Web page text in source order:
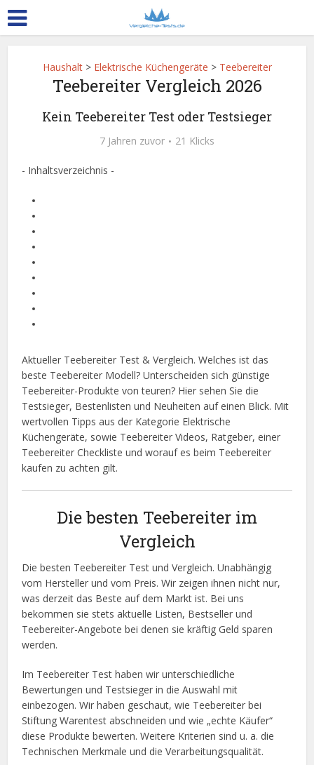
Haushalt> Elektrische Küchengeräte > Teebereiter
Teebereiter Vergleich 2026
Kein Teebereiter Test oder Testsieger
7 Jahren zuvor 21 Klicks
- Inhaltsverzeichnis -
Aktueller Teebereiter Test & Vergleich. Welches ist das
beste Teebereiter Modell? Unterscheiden sich günstige
Teebereiter-Produkte von teuren? Hier sehen Sie die
Testsieger, Bestenlisten und Neuheiten auf einen Blick. Mit
wertvollen Tipps aus der Kategorie Elektrische
Küchengeräte, sowie Teebereiter Videos, Ratgeber, einer
Teebereiter Checkliste und worauf es beim Teebereiter
kaufen zu achten gilt.
Die besten Teebereiter im
Vergleich
Die besten Teebereiter Test und Vergleich. Unabhängig
vom Hersteller und vom Preis. Wir zeigen ihnen nicht nur,
was derzeit das Beste auf dem Markt ist. Bei uns
bekommen sie stets aktuelle Listen, Bestseller und
Teebereiter-Angebote bei denen sie kräftig Geld sparen
werden.
Im Teebereiter Test haben wir unterschiedliche
Bewertungen und Testsieger in die Auswahl mit
einbezogen. Wir haben geschaut, wie Teebereiter bei
Stiftung Warentest abschneiden und wie „echte Käufer“
diese Produkte bewerten. Weitere Kriterien sind u. a. die
Technischen Merkmale und die Verarbeitungsqualität.